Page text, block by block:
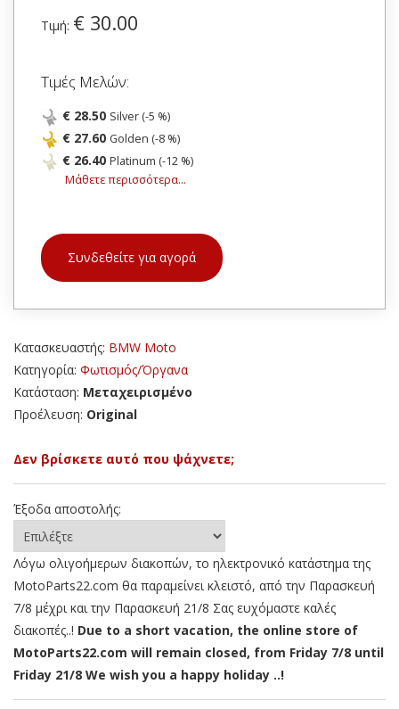
Τιμή: € 30.00
Τιμές Μελών:
€ 28.50 Silver (-5 %)
€ 27.60 Golden (-8 %)
€ 26.40 Platinum (-12 %)
Μάθετε περισσότερα...
Συνδεθείτε για αγορά
Κατασκευαστής: BMW Moto
Κατηγορία: Φωτισμός/Όργανα
Κατάσταση: Μεταχειρισμένο
Προέλευση: Original
Δεν βρίσκετε αυτό που ψάχνετε;
Έξοδα αποστολής:
Λόγω ολιγοήμερων διακοπών, το ηλεκτρονικό κατάστημα της
MotoParts22.com θα παραμείνει κλειστό, από την Παρασκευή
7/8 μέχρι και την Παρασκευή 21/8 Σας ευχόμαστε καλές
διακοπές..! Due to a short vacation, the online store of
MotoParts22.com will remain closed, from Friday 7/8 until
Friday 21/8 We wish you a happy holiday ..!